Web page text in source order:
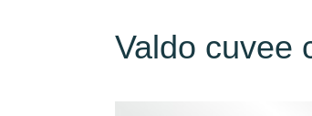
Valdo cuvee